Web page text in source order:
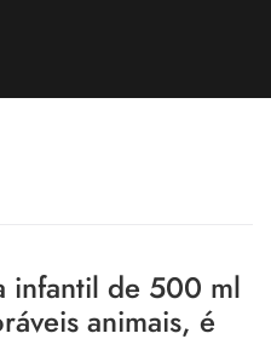
infantil de 500 ml
animais, é